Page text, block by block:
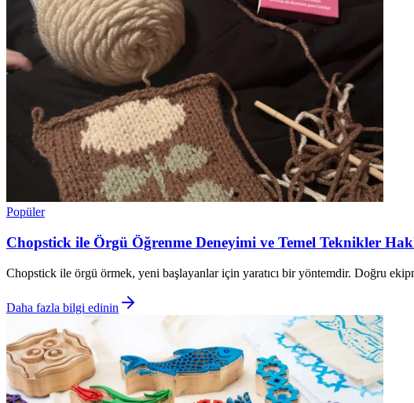
Popüler
Chopstick ile Örgü Öğrenme Deneyimi ve Temel Teknikler
Chopstick ile örgü örmek, yeni başlayanlar için yaratıcı bir yöntemdir. Doğru
Daha fazla bilgi edinin